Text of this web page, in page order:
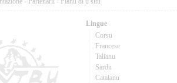
Lingue
Corsu
Francese
Talianu
Sardu
Catalanu